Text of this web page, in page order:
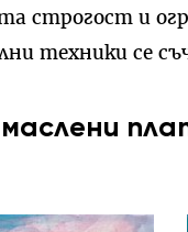
строгост и
техники се